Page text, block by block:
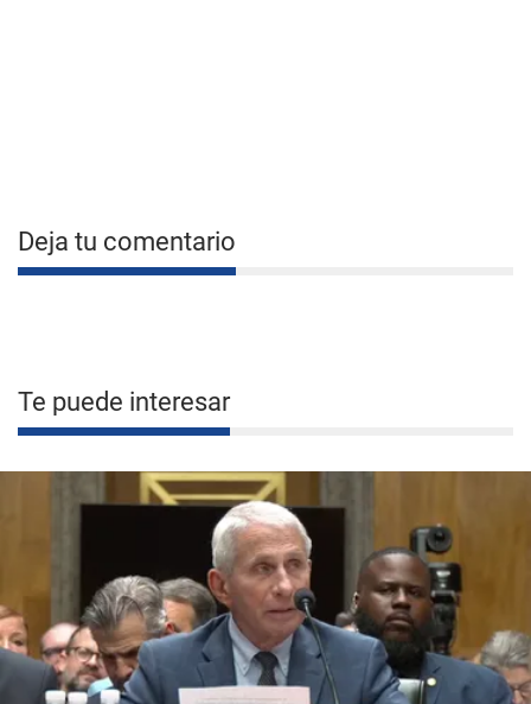
Deja tu comentario
Te puede interesar